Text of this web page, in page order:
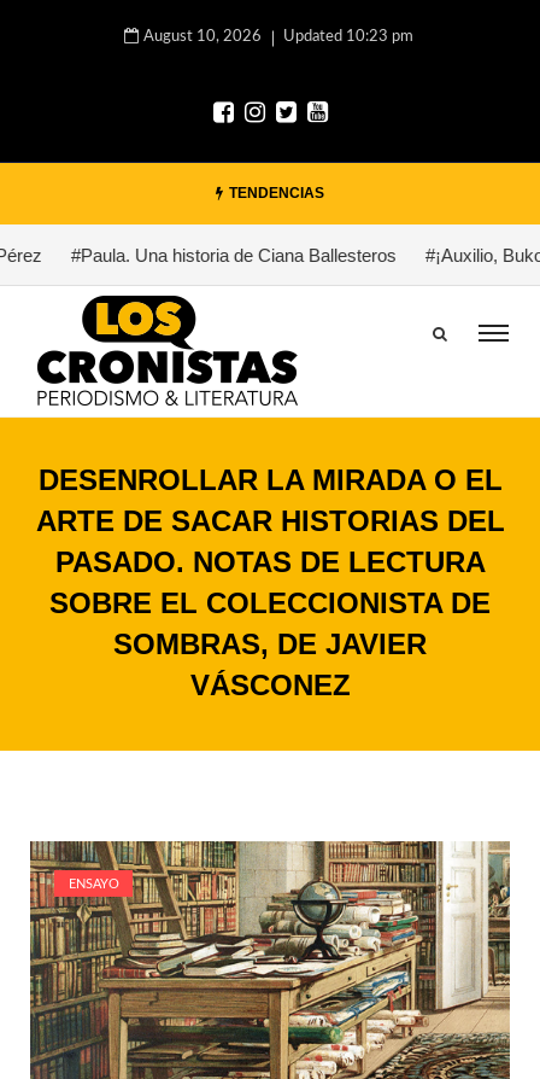
August 10, 2026 Updated 10:23 pm
TENDENCIAS
#Paula. Una historia de Ciana Ballesteros #¡Auxilio,
DESENROLLAR LA MIRADA O EL
ARTE DE SACAR HISTORIAS DEL
PASADO. NOTAS DE LECTURA
SOBRE EL COLECCIONISTA DE
SOMBRAS, DE JAVIER
VÁSCONEZ
ENSAYO